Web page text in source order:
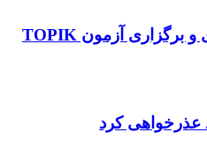
راه‌اندازی رشته کره‌ای و برگزاری آزمون TOPIK
عذرخواهی کرد